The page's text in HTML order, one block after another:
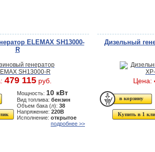
ELEMAX SH13000-
R
479 115руб.
Мощность: 10 кВт
Вид топлива: бензин
Объем бака (л): 38
Напряжение: 220В
Исполнение: открытое
подробнее >>
Дизельный
Цена:
Купить в 1